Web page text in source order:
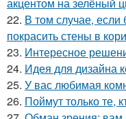
акцентом на зелёный
22. В том случае,
покрасить стены в
23. Интересное
24. Идея для дизайна
25. У вас любимая
26. Поймут только те,